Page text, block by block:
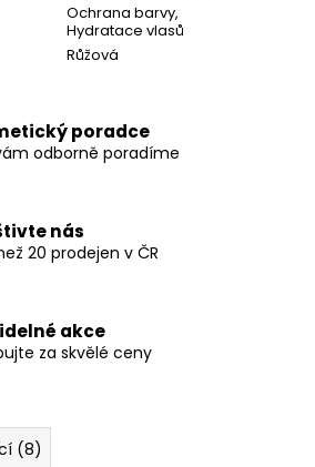
Ochrana barvy,
Hydratace vlasů
Růžová
poradce
odborně poradíme
nás
20 prodejen v ČR
akce
za skvělé ceny
(8)